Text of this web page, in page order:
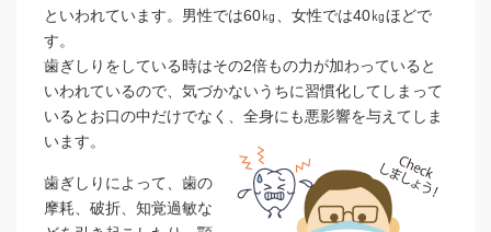
といわれています。男性では60㎏、女性では40㎏ほどで
す。
歯ぎしりをしている時はその2倍もの力が加わっていると
いわれているので、気づかないうちに習慣化してしまって
いるとお口の中だけでなく、全身にも悪影響を与えてしま
います。
歯ぎしりによって、歯の
摩耗、破折、知覚過敏な